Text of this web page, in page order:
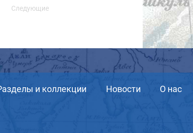
Следующие
и коллекции Новости О нас